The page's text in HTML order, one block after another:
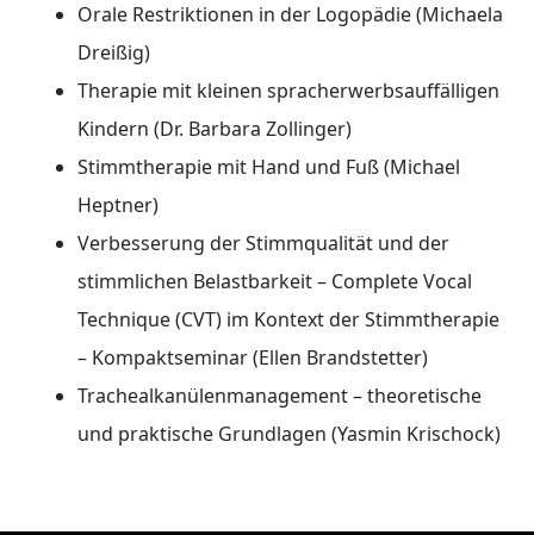
Orale Restriktionen in der Logopädie (Michaela
Dreißig)
Therapie mit kleinen spracherwerbsauffälligen
Kindern (Dr. Barbara Zollinger)
Stimmtherapie mit Hand und Fuß (Michael
Heptner)
Verbesserung der Stimmqualität und der
stimmlichen Belastbarkeit – Complete Vocal
Technique (CVT) im Kontext der Stimmtherapie
– Kompaktseminar (Ellen Brandstetter)
Trachealkanülenmanagement – theoretische
und praktische Grundlagen (Yasmin Krischock)